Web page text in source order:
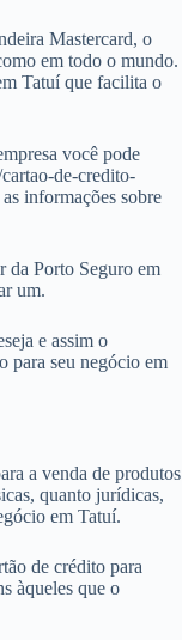
Mastercard, o
em todo o mundo.
Tatuí que facilita o
você pode
de-credito-
informações sobre
da Porto Seguro em
um.
e assim o
para seu negócio em
a venda de produtos
quanto jurídicas,
em Tatuí.
de crédito para
àqueles que o